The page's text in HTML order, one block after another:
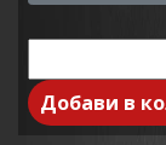
Добави в